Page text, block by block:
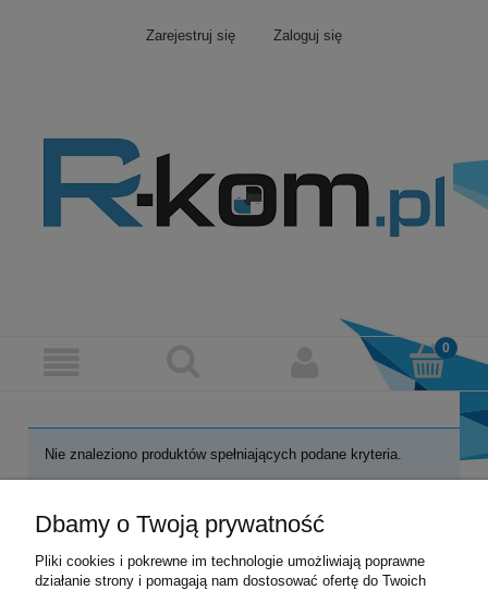
Zarejestruj się Zaloguj się
Nie znaleziono produktów spełniających podane kryteria.
Moje konto
Dbamy o Twoją prywatność
Pliki cookies i pokrewne im technologie umożliwiają poprawne
działanie strony i pomagają nam dostosować ofertę do Twoich